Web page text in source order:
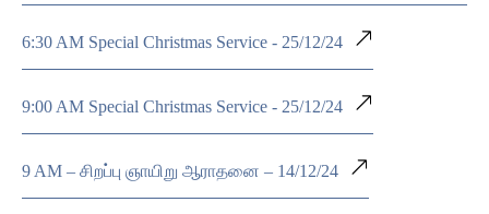
6:30 AM Special Christmas Service - 25/12/24
9:00 AM Special Christmas Service - 25/12/24
9 AM – சிறப்பு ஞாயிறு ஆராதனை – 14/12/24